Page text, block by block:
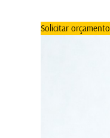
Solicitar orçamento